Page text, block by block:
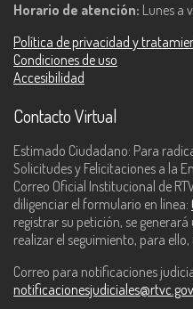
Horario de atención: Lunes a
Política de privacidad y
Condiciones de uso
Accesibilidad
Contacto Virtual
Estimado Ciudadano: Para
Solicitudes y Felicitaciones a la
Correo Oficial Institucional de
diligenciar el formulario en línea:
registrar su petición, se
realizar el seguimiento, para ello,
Correo para notificaciones